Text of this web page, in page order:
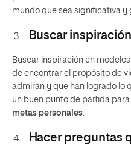
mundo que sea significativa y
Buscar
Buscar inspiración en
de encontrar el propósito de
admiran y que han logrado lo
un buen punto de partida
metas personales
Hacer preguntas